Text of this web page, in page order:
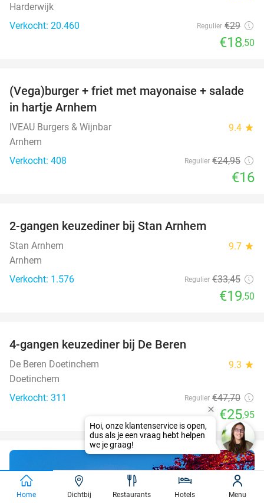
Harderwijk
Verkocht: 20.460
Regulier €29
€18,50
36%
(Vega)burger + friet met mayonaise + salade
in hartje Arnhem
IVEAU Burgers & Wijnbar 9.4 star
Arnhem
Verkocht: 408
Regulier €24,95
€16
2-gangen keuzediner bij Stan Arnhem
Stan Arnhem 9.7 star
Arnhem
Verkocht: 1.576
Regulier €33,45
€19,50
4-gangen keuzediner bij De Beren
De Beren Doetinchem 9.3 star
Doetinchem
Verkocht: 311
Regulier €47,70
€25,95
Waar gaat jouw
Home Dichtbij Restaurants Hotels Menu
Hoi, onze klantenservice is open,
dus als je een vraag hebt helpen
we je graag!